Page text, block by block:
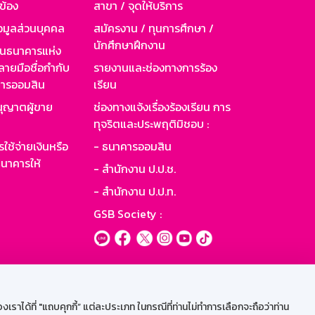
ได้ที่ "แถบคุกกี้” แต่ละประเภท ในกรณีที่ท่านไม่ทำการเลือกจะถือว่าท่าน
อง
มูลส่วนบุคคล
นาคารแห่ง
ายมือชื่อกำกับ
รออมสิน
ญาตผู้ขาย
ช้จ่ายเงินหรือ
คารให้
สาขา / จุดให้บริการ
สมัครงาน / ทุนการศึกษา /
นักศึกษาฝึกงาน
รายงานและช่องทางการร้อง
เรียน
ช่องทางแจ้งเรื่องร้องเรียน การ
ทุจริตและประพฤติมิชอบ :
- ธนาคารออมสิน
- สำนักงาน ป.ป.ช.
- สำนักงาน ป.ป.ท.
GSB Society :